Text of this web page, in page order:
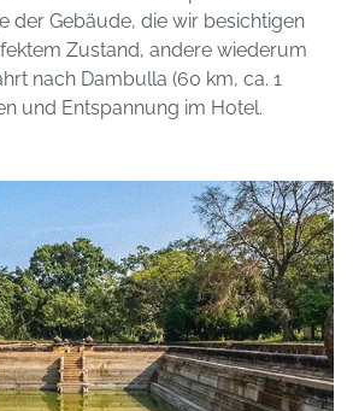
der Gebäude, die wir besichtigen
Zustand, andere wiederum
nach Dambulla (60 km, ca. 1
und Entspannung im Hotel.